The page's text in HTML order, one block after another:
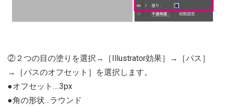
②２つの目の塗りを選択→［Illustrator効果］→［パス］
→［パスのオフセット］を選択します。
●オフセット….3px
●角の形状…ラウンド